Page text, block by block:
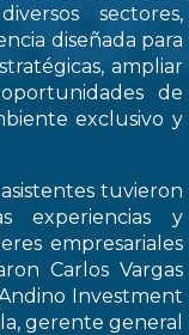
sectores,
diseñada para
ampliar
de
exclusivo y
tuvieron
experiencias y
empresariales
Carlos Vargas
Investment
gerente general